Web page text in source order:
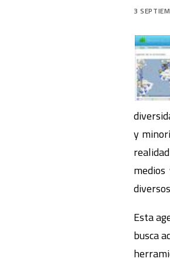
3
y
Esta
busca